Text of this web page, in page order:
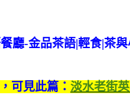
，可見此篇： 淡水老街